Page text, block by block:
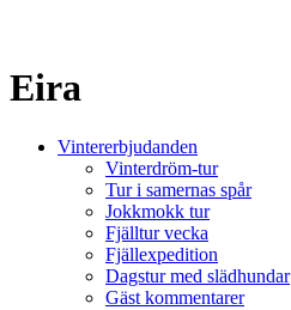
Eira
Vintererbjudanden
Vinterdröm-tur
Tur i samernas spår
Jokkmokk tur
Fjälltur vecka
Fjällexpedition
Dagstur med slädhundar
Gäst kommentarer